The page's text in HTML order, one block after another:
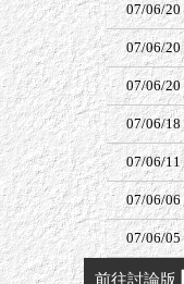
07/06/20
07/06/20
07/06/20
07/06/18
07/06/11
07/06/06
07/06/05
前往討論版